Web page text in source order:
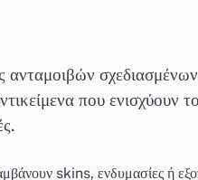
που
skins, ενδυμασίες ή